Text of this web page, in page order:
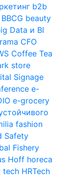
b2b
BBCG beauty
Data и BI
CFO
Coffee Tea
store
Signage
e-
e-grocery
fashion
Safety
Fishery
Hoff horeca
tech HRTech